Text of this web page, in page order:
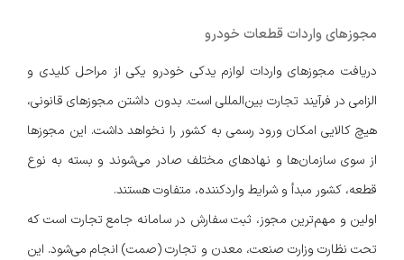
مجوزهای واردات قطعات خودرو
دریافت مجوزهای واردات لوازم یدکی خودرو یکی از مراحل کلیدی و
الزامی در فرآیند تجارت بین‌المللی است. بدون داشتن مجوزهای قانونی،
هیچ کالایی امکان ورود رسمی به کشور را نخواهد داشت. این مجوزها
از سوی سازمان‌ها و نهادهای مختلف صادر می‌شوند و بسته به نوع
قطعه، کشور مبدأ و شرایط واردکننده، متفاوت هستند.
اولین و مهم‌ترین مجوز، ثبت سفارش در سامانه جامع تجارت است که
تحت نظارت وزارت صنعت، معدن و تجارت (صمت) انجام می‌شود. این